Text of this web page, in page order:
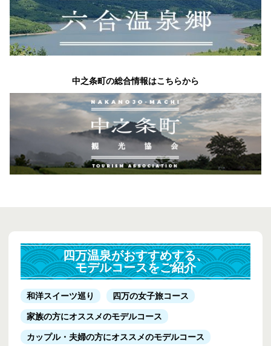
中之条町の総合情報はこちらから
四万温泉がおすすめする、
モデルコースをご紹介
和洋スイーツ巡り
四万の女子旅コース
家族の方にオススメのモデルコース
カップル・夫婦の方にオススメのモデルコース